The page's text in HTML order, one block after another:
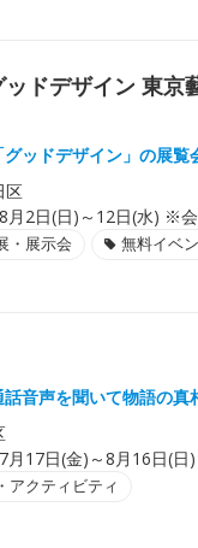
ドデザイン 東京
ッドデザイン」の展覧
区
月2日(日)～12日(水) ※
・展示会 無料イベ
音声を聞いて物語の真
月17日(金)～8月16日(日)
アクティビティ